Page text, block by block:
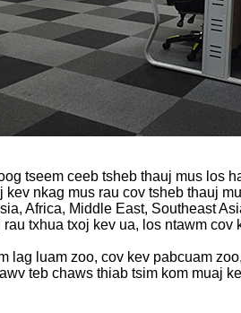
tseem ceeb tsheb thauj mus los
kev nkag mus rau cov tsheb thauj
Africa, Middle East, Southeast
rau txhua txoj kev ua, los ntawm
lag luam zoo, cov kev pabcuam
teb chaws thiab tsim kom muaj